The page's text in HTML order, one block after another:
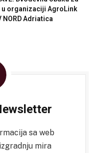
organizaciji AgroLink
Adriatica
sa web
mira